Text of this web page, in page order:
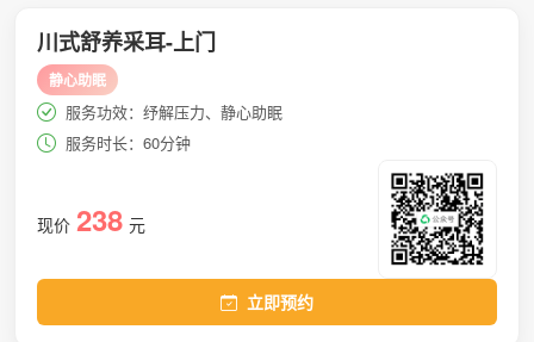
川式舒养采耳-上门
静心助眠
服务功效：纾解压力、静心助眠
服务时长：60分钟
现价 238 元
立即预约